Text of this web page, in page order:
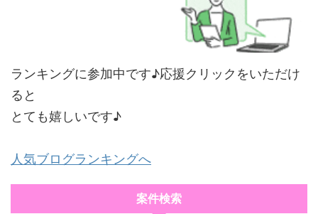
ランキングに参加中です♪応援クリックをいただけ
ると
とても嬉しいです♪
人気ブログランキングへ
案件検索